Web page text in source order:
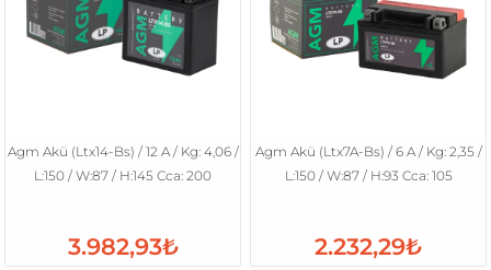
Agm Akü (Ltx14-Bs) / 12 A / Kg: 4,06 /
L:150 / W:87 / H:145 Cca: 200
3.982,93₺
Agm Akü (Ltx7A-Bs) / 6 A / Kg: 2,35 /
L:150 / W:87 / H:93 Cca: 105
2.232,29₺